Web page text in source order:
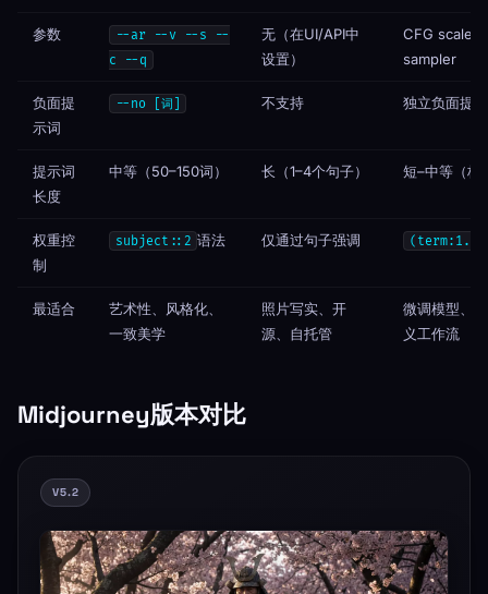
参数
--ar --v --s --
c --q
无（在UI/API中
设置）
CFG scale,
sampler
负面提
示词
--no [词] 不支持 独立负面提
提示词
长度
中等（50–150词） 长（1–4个句子） 短–中等（标
权重控
制
subject::2 语法 仅通过句子强调 (term:1.3)
最适合
艺术性、风格化、
一致美学
照片写实、开
源、自托管
微调模型、
义工作流
Midjourney版本对比
V5.2